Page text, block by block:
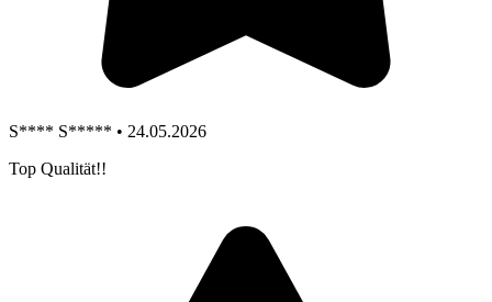
S**** S***** • 24.05.2026
Top Qualität!!